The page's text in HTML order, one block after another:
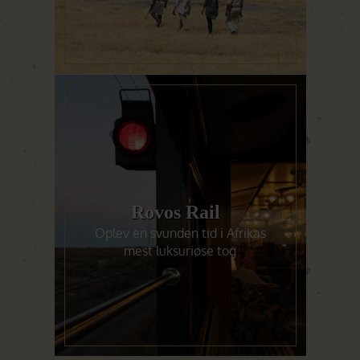
Rovos Rail
Oplev en svunden tid i Afrikas
mest luksuriøse tog